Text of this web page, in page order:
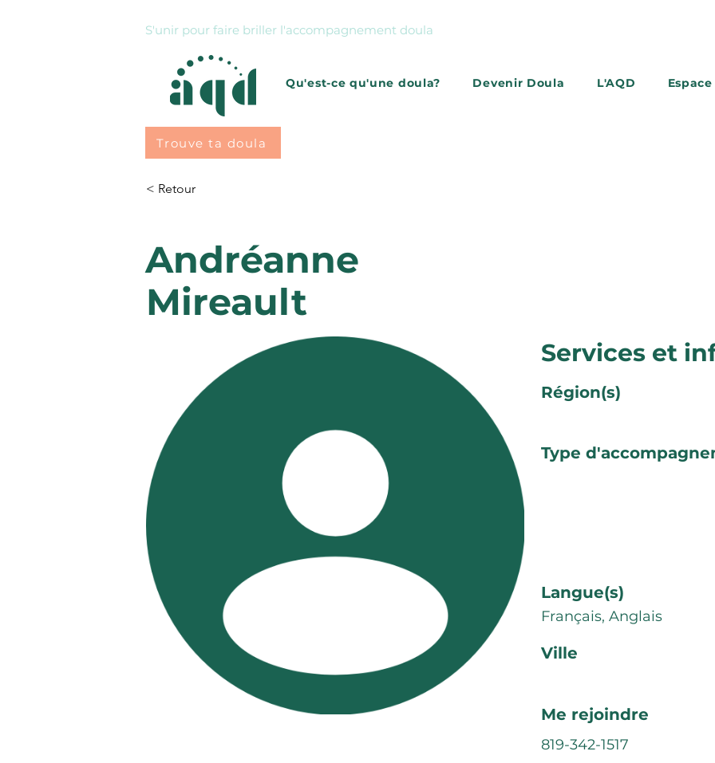
S'unir pour faire briller l'accompagnement doula
Qu'est-ce qu'une doula? Devenir Doula L'AQD
Trouve ta doula
< Retour
Mireault
Andréanne
Langue(s)
Français, Anglais
Services et
Région(s)
Type
Ville
Me rejoindre
819-342-1517